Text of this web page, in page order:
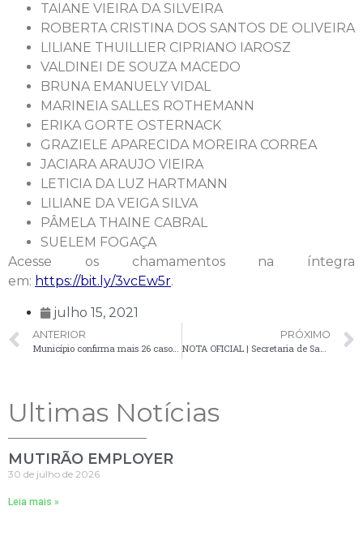
TAIANE VIEIRA DA SILVEIRA
ROBERTA CRISTINA DOS SANTOS DE OLIVEIRA
LILIANE THUILLIER CIPRIANO IAROSZ
VALDINEI DE SOUZA MACEDO
BRUNA EMANUELY VIDAL
MARINEIA SALLES ROTHEMANN
ERIKA GORTE OSTERNACK
GRAZIELE APARECIDA MOREIRA CORREA
JACIARA ARAUJO VIEIRA
LETICIA DA LUZ HARTMANN
LILIANE DA VEIGA SILVA
PÂMELA THAINE CABRAL
SUELEM FOGAÇA
Acesse os chamamentos na íntegra
em: https://bit.ly/3vcEw5r.
julho 15, 2021
ANTERIOR
PRÓXIMO
Ultimas Notícias
MUTIRÃO EMPLOYER
30 de julho de 2026
Leia mais »